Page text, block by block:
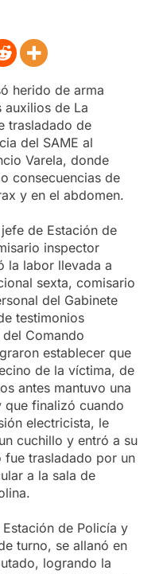
herido de arma
auxilios de La
trasladado de
del SAME al
Varela, donde
consecuencias de
y en el abdomen.
de Estación de
inspector
la labor llevada a
sexta, comisario
del Gabinete
testimonios
Comando
establecer que
de la víctima, de
antes mantuvo una
que finalizó cuando
electricista, le
cuchillo y entró a su
fue trasladado por un
a la sala de
de Policía y
turno, se allanó en
logrando la